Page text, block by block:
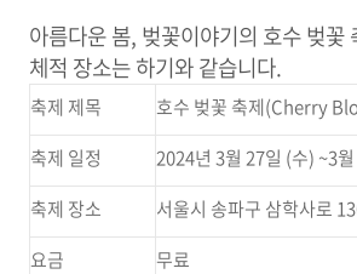
아름다운 봄, 벚꽃이야기의 호수 벚꽃
체적 장소는 하기와 같습니다.
축제 제목
호수 벚꽃 축제(Cherry
축제 일정
2024년 3월 27일 (수) ~3
축제 장소
서울시 송파구 삼학사로
요금
무료